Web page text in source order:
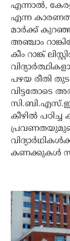
എന്നാൽ,
എന്ന
മാർക്ക് കുറഞ്ഞ്
അഞ്ചാം
കീം റാങ്ക്
പഴയ രീതി
വിട്ടതോടെ
കീഴിൽ
കണക്കുകൾ